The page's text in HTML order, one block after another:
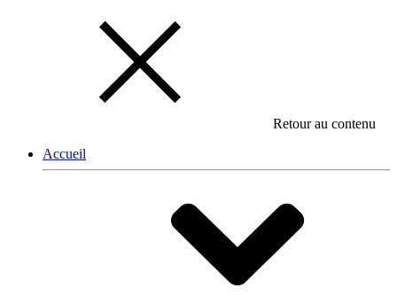
Retour au contenu
Accueil